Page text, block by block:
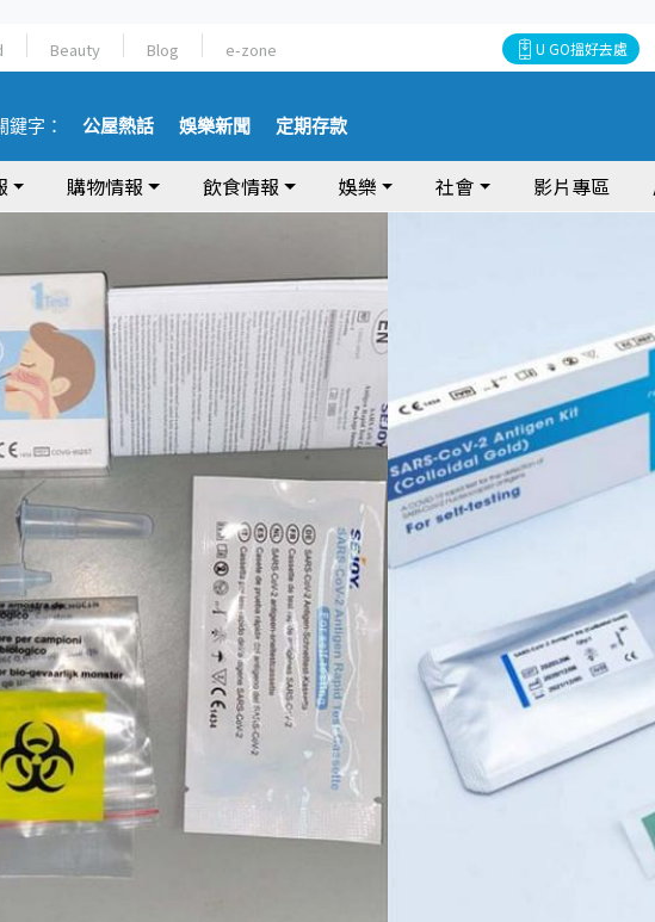
Beauty Blog e-zone U GO搵好去處
鍵字： 公屋熱話 娛樂新聞 定期存款
購物情報 飲食情報 娛樂 社會 影片專區